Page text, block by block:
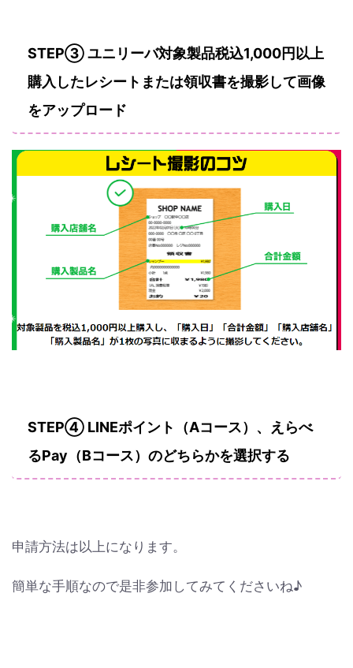
STEP③ ユニリーバ対象製品税込1,000円以上
購入したレシートまたは領収書を撮影して画像
をアップロード
STEP④ LINEポイント（Aコース）、えらべ
るPay（Bコース）のどちらかを選択する
申請方法は以上になります。
簡単な手順なので是非参加してみてくださいね♪